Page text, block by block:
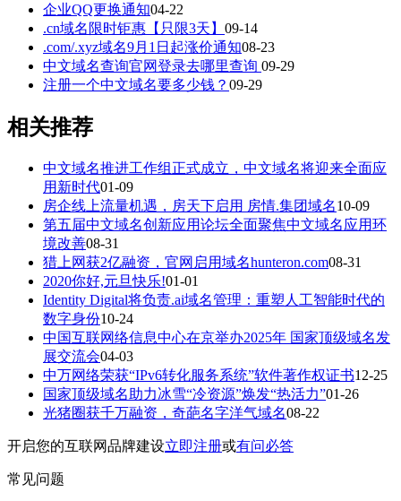
企业QQ更换通知04-22
.cn域名限时钜惠【只限3天】 09-14
.com/.xyz域名9月1日起涨价通知08-23
中文域名查询官网登录去哪里查询 09-29
注册一个中文域名要多少钱？ 09-29
相关推荐
中文域名推进工作组正式成立，中文域名将迎来全面应
用新时代01-09
房企线上流量机遇，房天下启用 房情.集团域名10-09
第五届中文域名创新应用论坛全面聚焦中文域名应用环
境改善08-31
猎上网获2亿融资，官网启用域名hunteron.com08-31
2020你好,元旦快乐!01-01
Identity Digital将负责.ai域名管理：重塑人工智能时代的
数字身份10-24
中国互联网络信息中心在京举办2025年 国家顶级域名发
展交流会04-03
中万网络荣获“IPv6转化服务系统”软件著作权证书12-25
国家顶级域名助力冰雪“冷资源”焕发“热活力”01-26
光猪圈获千万融资，奇葩名字洋气域名08-22
开启您的互联网品牌建设立即注册或有问必答
常见问题